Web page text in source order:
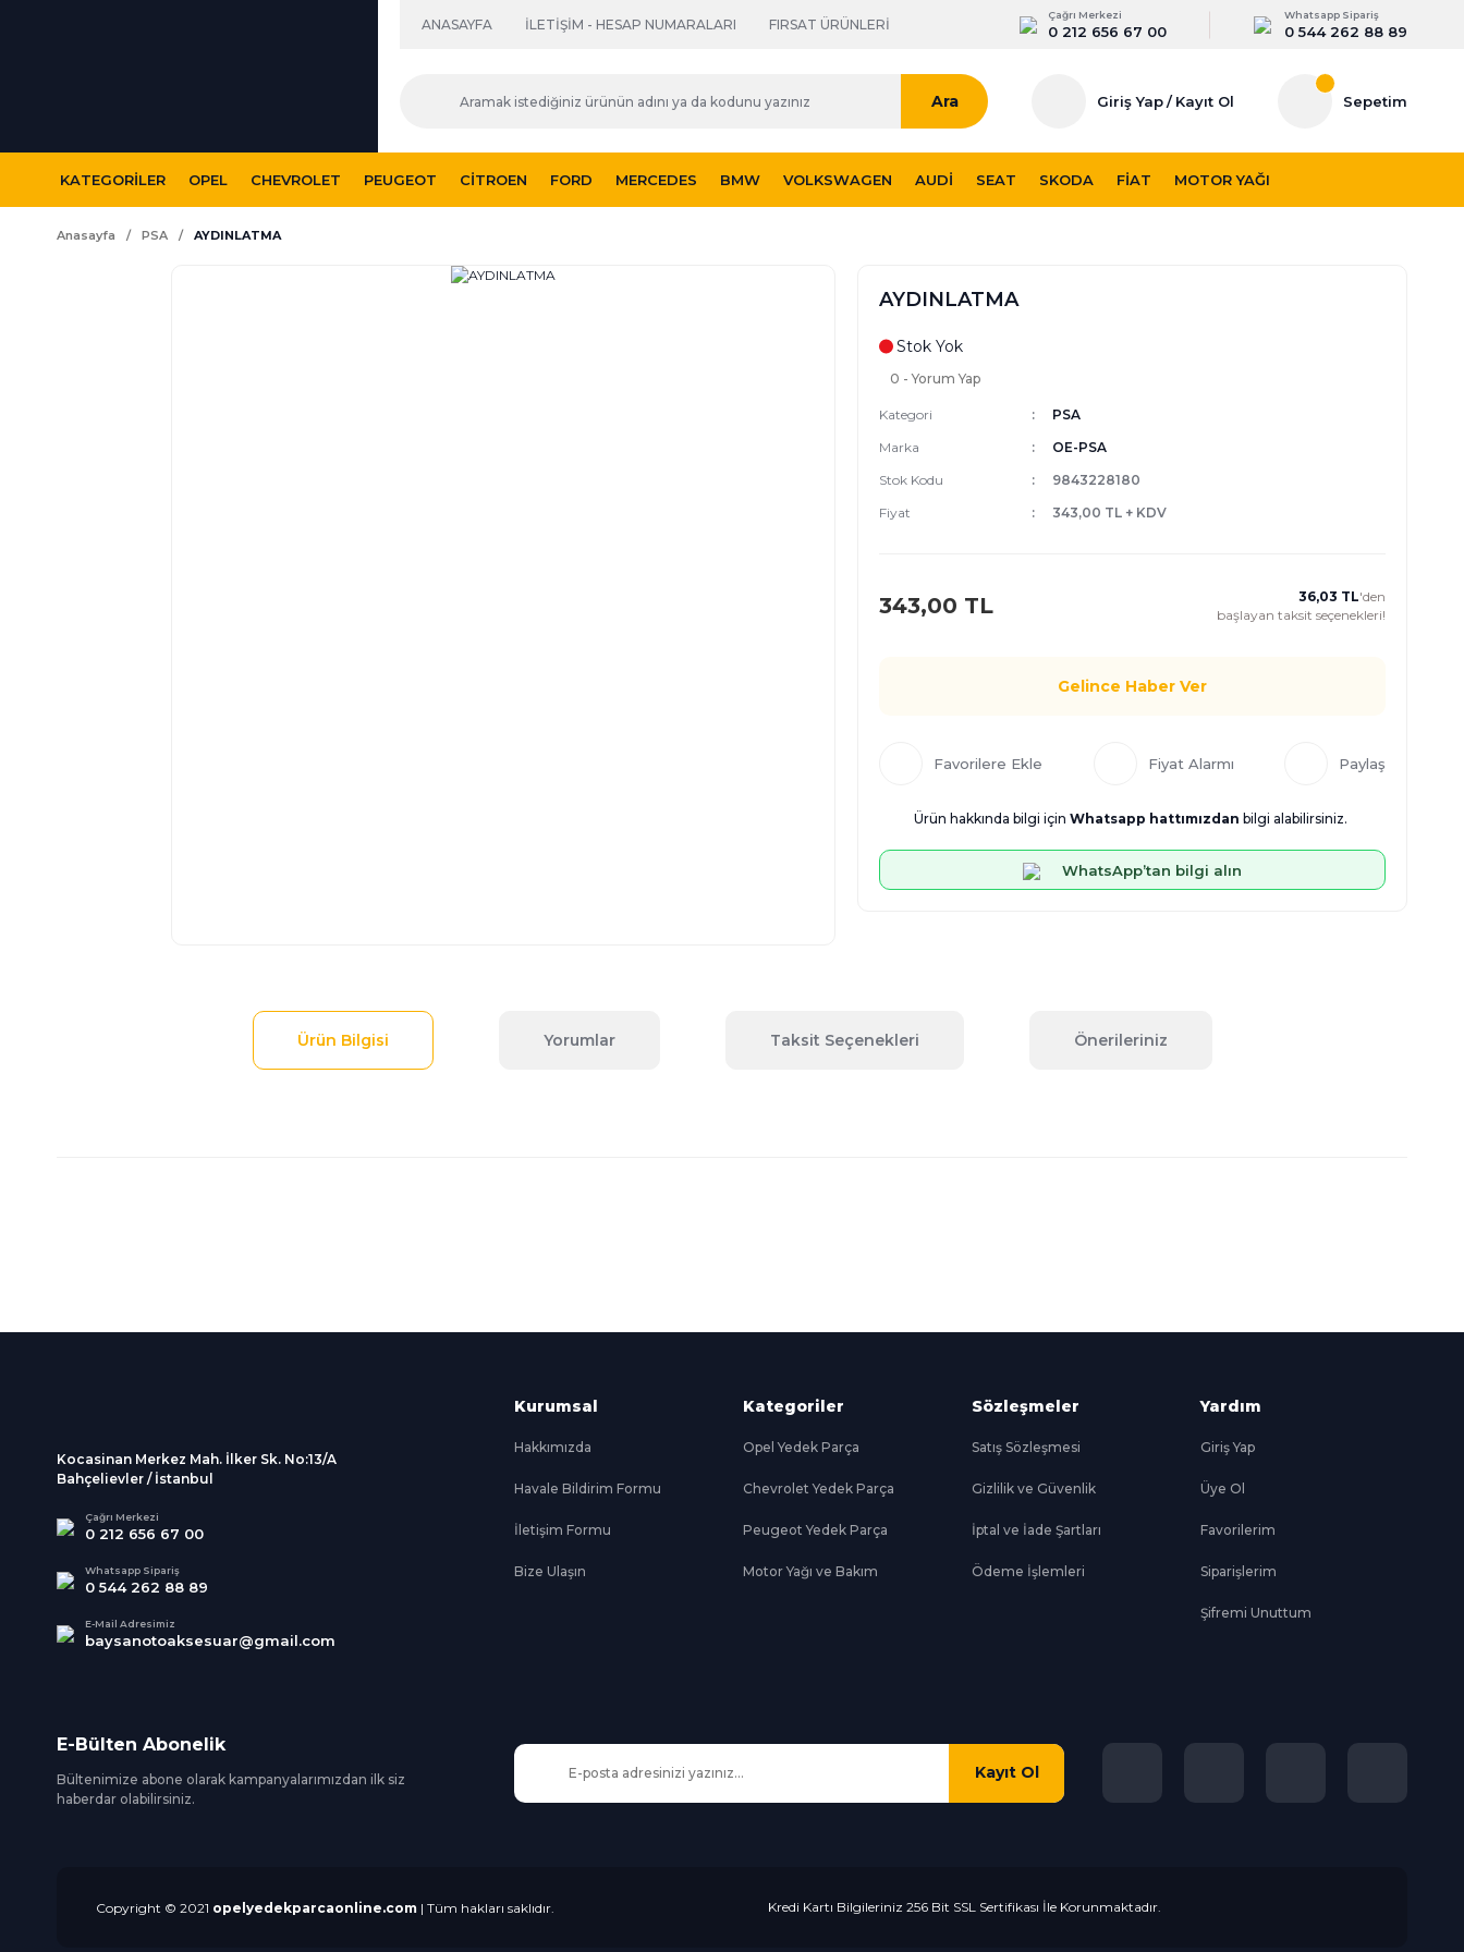
ANASAYFA İLETİŞİM - HESAP NUMARALARI FIRSAT ÜRÜNLERİ
Çağrı Merkezi
0 212 656 67 00
Whatsapp Sipariş
0 544 262 88 89
Ara Giriş Yap/ Kayıt Ol Sepetim
KATEGORILER OPEL CHEVROLET PEUGEOT CITROEN FORD MERCEDES BMW VOLKSWAGEN AUDI SEAT SKODA FIAT MOTOR YAĞI
Anasayfa PSA AYDINLATMA
AYDINLATMA
Stok Yok
0 - Yorum Yap
Kategori
PSA
Marka
OE-PSA
Stok Kodu
9843228180
Fiyat
343,00 TL + KDV
343,00 TL 36,03 TL'den
başlayan taksit seçenekleri!
Gelince Haber Ver
Fiyat Alarmı Paylaş
Ürün hakkında bilgi için Whatsapp hattımızdan bilgi alabilirsiniz.
WhatsApp’tan bilgi alın
Ürün Bilgisi Yorumlar Taksit Seçenekleri Önerileriniz
Gönder
Kocasinan Merkez Mah. İlker Sk. No:13/A
Bahçelievler / İstanbul
Çağrı Merkezi
0 212 656 67 00
Whatsapp Sipariş
0 544 262 88 89
E-Mail Adresimiz
baysanotoaksesuar@gmail.com
Kurumsal
Hakkımızda
Havale Bildirim Formu
İletişim Formu
Bize Ulaşın
Kategoriler
Opel Yedek Parça
Chevrolet Yedek Parça
Peugeot Yedek Parça
Motor Yağı ve Bakım
Sözleşmeler
Satış Sözleşmesi
Gizlilik ve Güvenlik
İptal ve İade Şartları
Ödeme İşlemleri
Yardım
Giriş Yap
Üye Ol
Favorilerim
Siparişlerim
Şifremi Unuttum
E-Bülten Abonelik
Bültenimize abone olarak kampanyalarımızdan ilk siz
haberdar olabilirsiniz.
Kayıt Ol
Copyright © 2021 opelyedekparcaonline.com | Tüm hakları saklıdır. Kredi Kartı Bilgileriniz 256 Bit SSL Sertifikası İle Korunmaktadır.